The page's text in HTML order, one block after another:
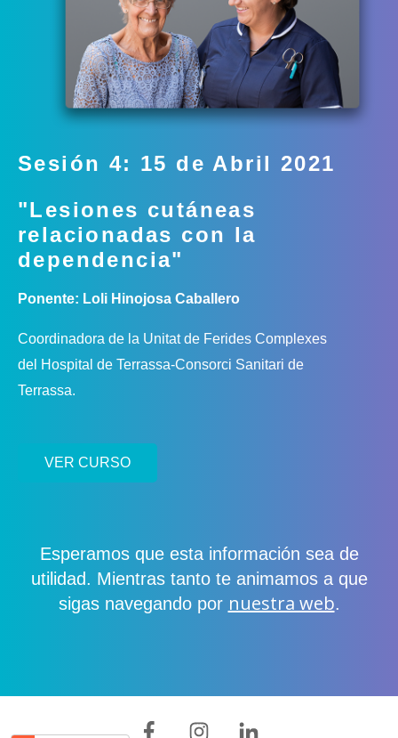
Sesión 4: 15 de Abril 2021
"Lesiones cutáneas
relacionadas con la
dependencia"
Ponente: Loli Hinojosa Caballero
Coordinadora de la Unitat de Ferides Complexes
del Hospital de Terrassa-Consorci Sanitari de
Terrassa.
VER CURSO
Esperamos que esta información sea de
utilidad. Mientras tanto te animamos a que
sigas navegando por nuestra web.